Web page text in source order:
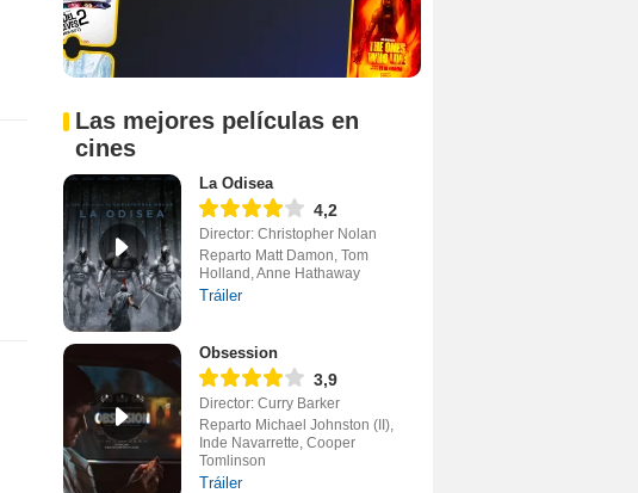
Las mejores películas en
cines
La Odisea
4,2
Director: Christopher Nolan
Reparto Matt Damon, Tom
Holland, Anne Hathaway
Tráiler
Obsession
3,9
Director: Curry Barker
Reparto Michael Johnston (II),
Inde Navarrette, Cooper
Tomlinson
Tráiler